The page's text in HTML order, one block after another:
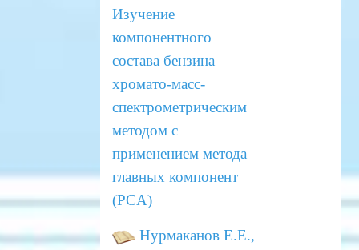
Изучение
компонентного
состава бензина
хромато-масс-
спектрометрическим
методом с
применением метода
главных компонент
(PCA)
Нурмаканов Е.Е.,